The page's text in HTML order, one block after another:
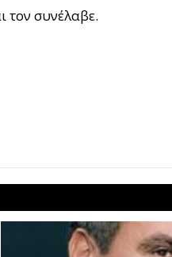
τον συνέλαβε.